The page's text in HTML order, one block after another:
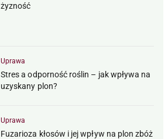
żyzność
Uprawa
Stres a odporność roślin – jak wpływa na
uzyskany plon?
Uprawa
Fuzarioza kłosów i jej wpływ na plon zbóż